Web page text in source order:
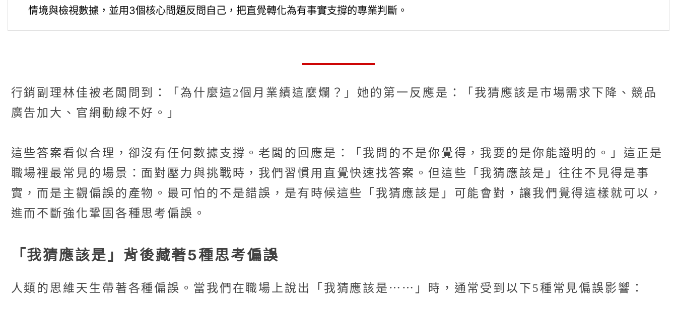
情境與檢視數據，並用3個核心問題反問自己，把直覺轉化為有事實支撐的專業判斷。
行銷副理林佳被老闆問到：「為什麼這2個月業績這麼爛？」她的第一反應是：「我猜應該是市場需求下降、競品
廣告加大、官網動線不好。」
這些答案看似合理，卻沒有任何數據支撐。老闆的回應是：「我問的不是你覺得，我要的是你能證明的。」這正是
職場裡最常見的場景：面對壓力與挑戰時，我們習慣用直覺快速找答案。但這些「我猜應該是」往往不見得是事
實，而是主觀偏誤的產物。最可怕的不是錯誤，是有時候這些「我猜應該是」可能會對，讓我們覺得這樣就可以，
進而不斷強化鞏固各種思考偏誤。
「我猜應該是」背後藏著5種思考偏誤
人類的思維天生帶著各種偏誤。當我們在職場上說出「我猜應該是⋯⋯」時，通常受到以下5種常見偏誤影響：